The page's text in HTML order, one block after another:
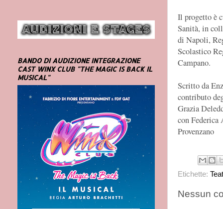
Il progetto è
Sanità, in
di Napoli,
Scolastico
Campano.
Scritto da
contributo
Grazia
con
Provenzano
Etichette:
Nessun
BANDO DI AUDIZIONE INTEGRAZIONE
CAST WINX CLUB "THE MAGIC IS BACK IL
MUSICAL"